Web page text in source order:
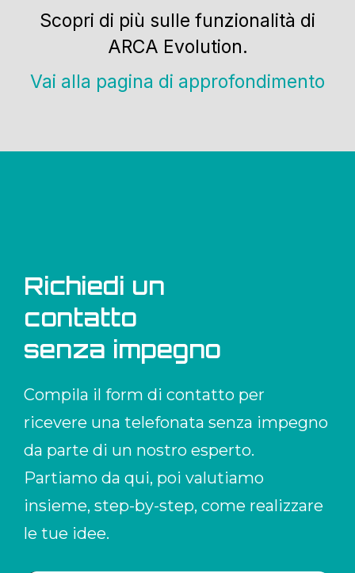
Scopri di più sulle funzionalità di
ARCA Evolution.
Vai alla pagina di approfondimento
Richiedi un
contatto
senza impegno
Compila il form di contatto per
ricevere una telefonata senza impegno
da parte di un nostro esperto.
Partiamo da qui, poi valutiamo
insieme, step-by-step, come realizzare
le tue idee.